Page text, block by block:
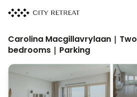
Carolina Macgillavrylaan | Two
bedrooms | Parking